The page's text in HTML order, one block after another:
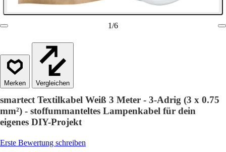
1/6
Vergleichen
smartect Textilkabel Weiß 3 Meter - 3-Adrig (3 x 0.75
mm²) - stoffummanteltes Lampenkabel für dein
eigenes DIY-Projekt
Erste Bewertung schreiben